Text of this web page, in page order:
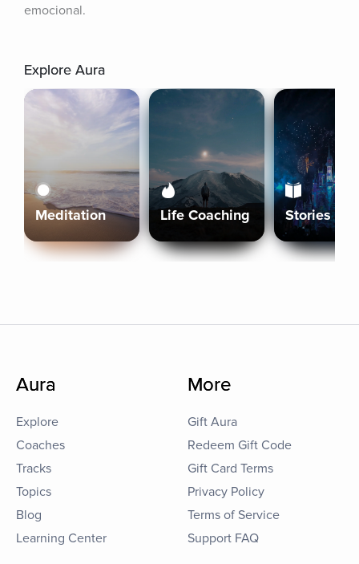
emocional.
Explore Aura
Meditation Life Coaching Stories
Aura
Explore
Coaches
Tracks
Topics
Blog
Learning Center
More
Gift Aura
Redeem Gift Code
Gift Card Terms
Privacy Policy
Terms of Service
Support FAQ